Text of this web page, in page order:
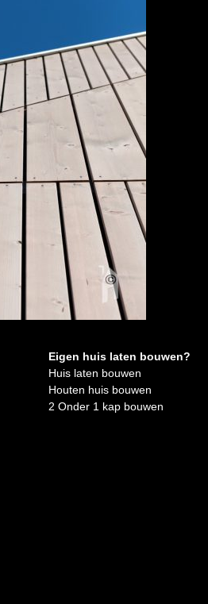
Eigen huis laten bouwen?
Huis laten bouwen
Houten huis bouwen
2 Onder 1 kap bouwen